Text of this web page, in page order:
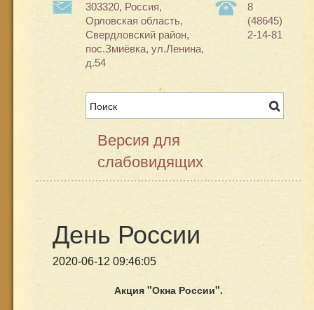
303320, Россия,
Орловская область,
Свердловский район,
пос.Змиёвка, ул.Ленина,
д.54
8
(48645)
2-14-81
Версия для
слабовидящих
День России
2020-06-12 09:46:05
Акция "Окна России".